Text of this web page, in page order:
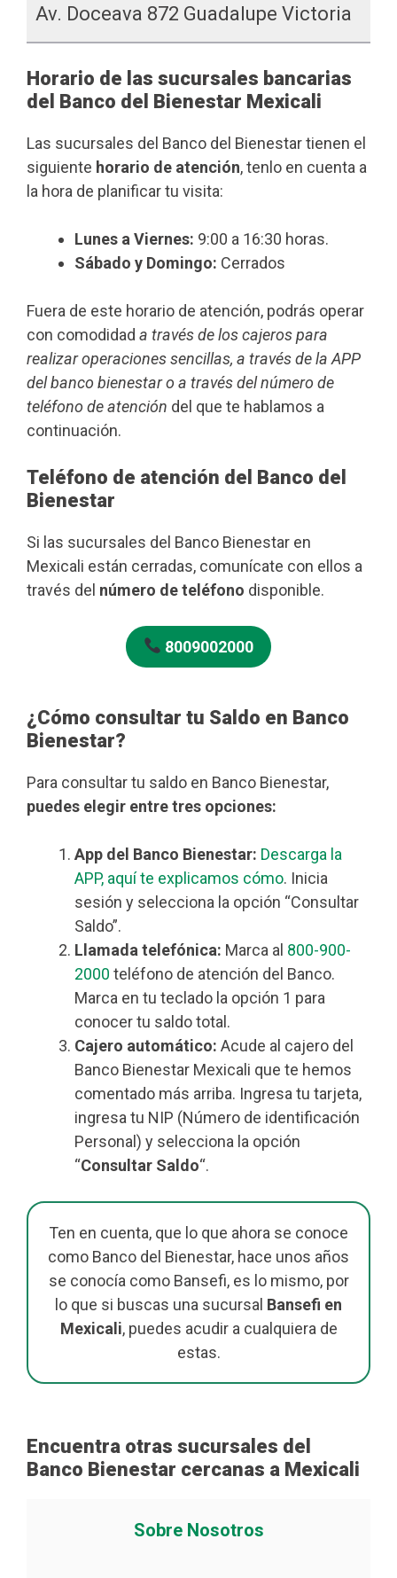
Av. Doceava 872 Guadalupe Victoria
Horario de las sucursales bancarias
del Banco del Bienestar Mexicali
Las sucursales del Banco del Bienestar tienen el
siguiente horario de atención, tenlo en cuenta a
la hora de planificar tu visita:
Lunes a Viernes: 9:00 a 16:30 horas.
Sábado y Domingo: Cerrados
Fuera de este horario de atención, podrás operar
con comodidad a través de los cajeros para
realizar operaciones sencillas, a través de la APP
del banco bienestar o a través del número de
teléfono de atención del que te hablamos a
continuación.
Teléfono de atención del Banco del
Bienestar
Si las sucursales del Banco Bienestar en
Mexicali están cerradas, comunícate con ellos a
través del número de teléfono disponible.
8009002000
¿Cómo consultar tu Saldo en Banco
Bienestar?
Para consultar tu saldo en Banco Bienestar,
puedes elegir entre tres opciones:
App del Banco Bienestar: Descarga la
APP, aquí te explicamos cómo. Inicia
sesión y selecciona la opción “Consultar
Saldo”.
Llamada telefónica: Marca al 800-900-
2000 teléfono de atención del Banco.
Marca en tu teclado la opción 1 para
conocer tu saldo total.
Cajero automático: Acude al cajero del
Banco Bienestar Mexicali que te hemos
comentado más arriba. Ingresa tu tarjeta,
ingresa tu NIP (Número de identificación
Personal) y selecciona la opción
“Consultar Saldo“.
Ten en cuenta, que lo que ahora se conoce
como Banco del Bienestar, hace unos años
se conocía como Bansefi, es lo mismo, por
lo que si buscas una sucursal Bansefi en
Mexicali, puedes acudir a cualquiera de
estas.
Encuentra otras sucursales del
Banco Bienestar cercanas a Mexicali
Sobre Nosotros